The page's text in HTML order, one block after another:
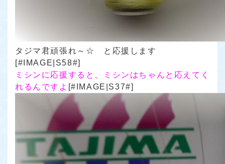
タジマ君頑張れ～☆ と応援します
[#IMAGE|S58#]
ミシンに応援すると、ミシンはちゃんと応えてく
れるんですよ [#IMAGE|S37#]